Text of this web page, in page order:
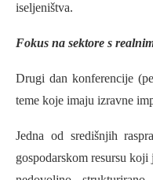
iseljeništva.
Fokus na sektore s
Drugi dan konferencije
teme koje imaju izravne
Jedna od središnjih
gospodarskom resursu